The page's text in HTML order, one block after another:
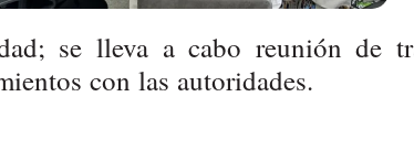
se lleva a cabo reunión de
con las autoridades.